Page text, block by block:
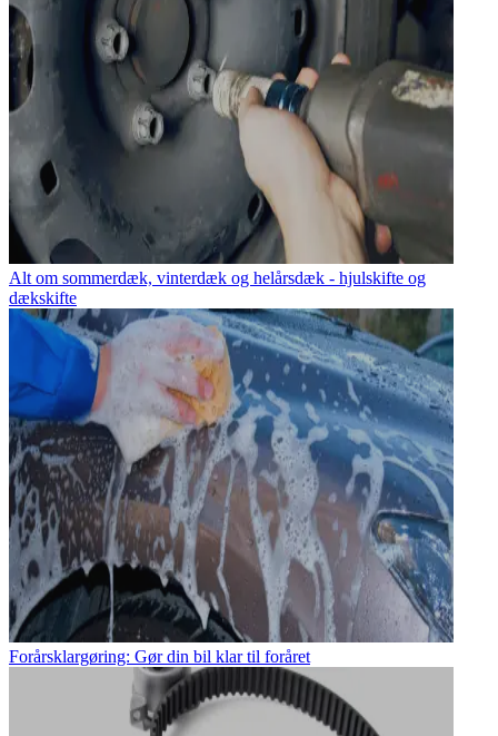
Alt om sommerdæk, vinterdæk og helårsdæk - hjulskifte og
dækskifte
Forårsklargøring: Gør din bil klar til foråret